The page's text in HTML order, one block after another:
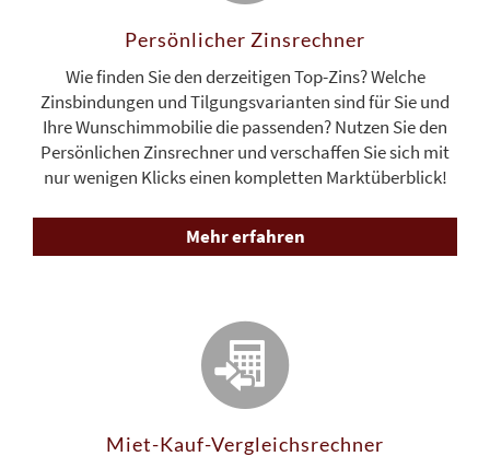
Persönlicher Zinsrechner
Wie finden Sie den derzeitigen Top-Zins? Welche
Zinsbindungen und Tilgungsvarianten sind für Sie und
Ihre Wunschimmobilie die passenden? Nutzen Sie den
Persönlichen Zinsrechner und verschaffen Sie sich mit
nur wenigen Klicks einen kompletten Marktüberblick!
Mehr erfahren
Miet-Kauf-Vergleichs­rechner